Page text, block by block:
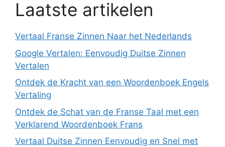
Laatste artikelen
Vertaal Franse Zinnen Naar het Nederlands
Google Vertalen: Eenvoudig Duitse Zinnen
Vertalen
Ontdek de Kracht van een Woordenboek Engels
Vertaling
Ontdek de Schat van de Franse Taal met een
Verklarend Woordenboek Frans
Vertaal Duitse Zinnen Eenvoudig en Snel met